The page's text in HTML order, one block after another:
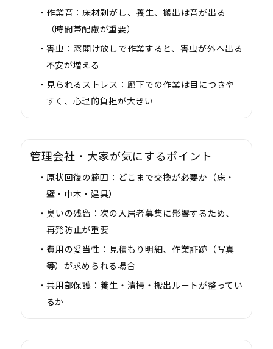
作業音：床材剥がし、養生、搬出は音が出る
（時間帯配慮が重要）
害虫： 窓開け放しで作業すると、害虫が外へ出る
不安が増える
見られるストレス： 廊下での作業は目につきや
すく、心理的負担が大きい
管理会社・大家が気にするポイント
原状回復の範囲： どこまで交換が必要か（床・
壁・巾木・建具）
臭いの残留：次の入居者募集に影響するため、
再発防止が重要
費用の妥当性： 見積もり明細、作業証跡（写真
等）が求められる場合
共用部保護： 養生・清掃・搬出ルートが整ってい
るか